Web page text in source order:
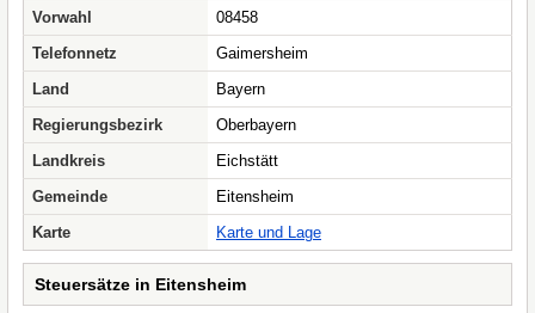
Vorwahl
08458
Telefonnetz
Gaimersheim
Land
Bayern
Regierungsbezirk
Oberbayern
Landkreis
Eichstätt
Gemeinde
Eitensheim
Karte
Karte und Lage
Steuersätze in Eitensheim